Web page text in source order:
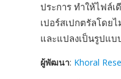
ประการ ทำให้ไฟล์เ
เปอร์สเปกตรัลโดย
และแปลงเป็นรูปแ
ผู้พัฒนา: Khoral